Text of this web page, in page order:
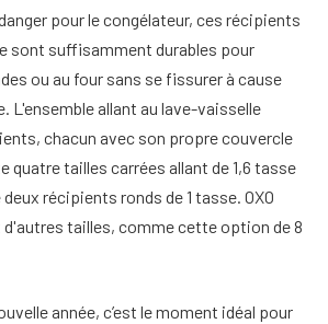
pour le congélateur, ces récipients
sont suffisamment durables pour
ou au four sans se fissurer à cause
L'ensemble allant au lave-vaisselle
chacun avec son propre couvercle
quatre tailles carrées allant de 1,6 tasse
récipients ronds de 1 tasse. OXO
tailles, comme cette option de 8
année, c’est le moment idéal pour